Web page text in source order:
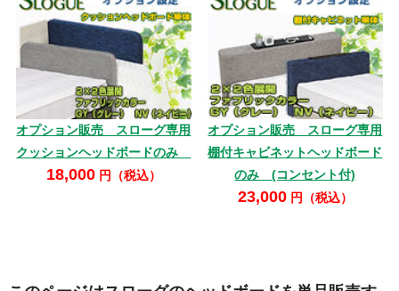
オプション販売 スローグ専用
クッションヘッドボードのみ
18,000円（税込）
オプション販売 スローグ専用
棚付キャビネットヘッドボード
のみ (コンセント付)
23,000円（税込）